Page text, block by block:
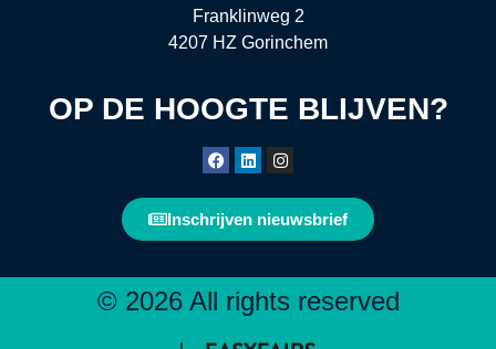
Franklinweg 2
4207 HZ Gorinchem
OP DE HOOGTE BLIJVEN?
Inschrijven nieuwsbrief
© 2026 All rights reserved